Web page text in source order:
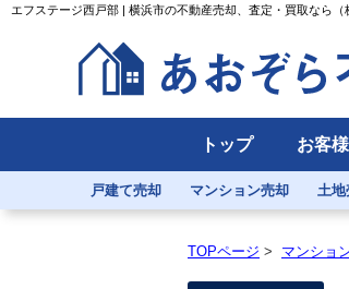
エフステージ西戸部 | 横浜市の不動産売却、査定・買取なら
トップ お客
戸建て売却 マンション売却 土地
TOPページ > マンショ